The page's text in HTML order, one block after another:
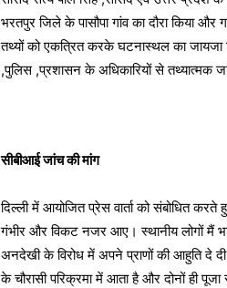
भरतपुर जिले के पासौपा गांव का दौरा किया और
तथ्यों को एकत्रित करके घटनास्थल का जायजा
,पुलिस ,प्रशासन के अधिकारियों से तथ्यात्मक
सीबीआई जांच की मांग
दिल्ली में आयोजित प्रेस वार्ता को संबोधित
गंभीर और विकट नजर आए। स्थानीय लोगों
अनदेखी के विरोध में अपने प्राणों की आहुति दे दी
के चौरासी परिक्रमा में आता है और दोनों ही